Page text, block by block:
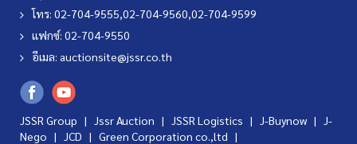
โทร: 02-704-9555,02-704-9560,02-704-9599
แฟกซ์: 02-704-9550
อีเมล: auctionsite@jssr.co.th
JSSR Group | Jssr Auction | JSSR Logistics | J-Buynow | J-
Nego | JCD | Green Corporation co.,ltd |